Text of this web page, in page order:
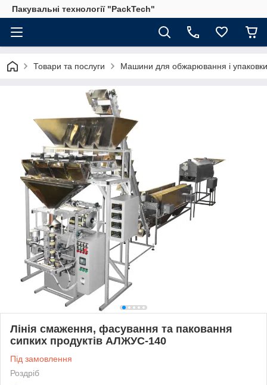
Пакувальні технології "PackTech"
Товари та послуги Машини для обжарювання і упаковки
Лінія смаження, фасування та паковання
сипких продуктів АЛЖУС-140
Під замовлення
Роздріб